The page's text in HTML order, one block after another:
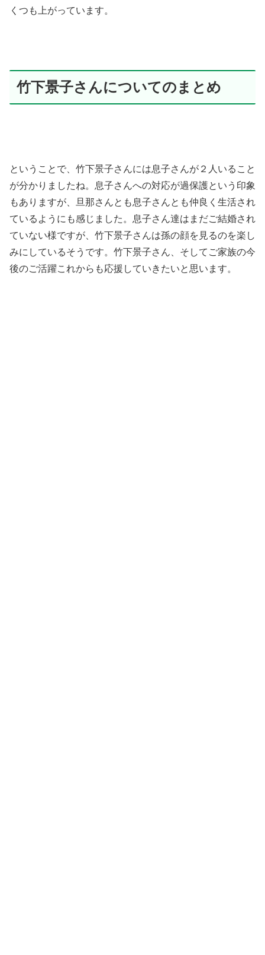
くつも上がっています。
竹下景子さんについてのまとめ
ということで、竹下景子さんには息子さんが２人いること
が分かりましたね。息子さんへの対応が過保護という印象
もありますが、旦那さんとも息子さんとも仲良く生活され
ているようにも感じました。息子さん達はまだご結婚され
ていない様ですが、竹下景子さんは孫の顔を見るのを楽し
みにしているそうです。竹下景子さん、そしてご家族の今
後のご活躍これからも応援していきたいと思います。